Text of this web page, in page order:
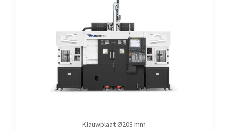
Klauwplaat Ø203 mm